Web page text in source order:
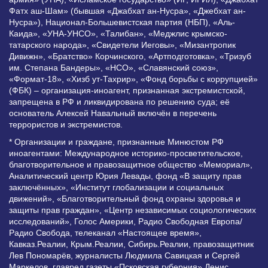
Фатх аш-Шам» (бывшая «Джабхат ан-Нусра», «Джебхат ан-
Нусра»), Национал-Большевистская партия (НБП), «Аль-
Каида», «УНА-УНСО», «Талибан», «Меджлис крымско-
татарского народа», «Свидетели Иеговы», «Мизантропик
Дивижн», «Братство» Корчинского, «Артподготовка», «Тризуб
им. Степана Бандеры», «НСО», «Славянский союз»,
«Формат-18», «Хизб ут-Тахрир», «Фонд борьбы с коррупцией»
(ФБК) – организация-иноагент, признанная экстремистской,
запрещена в РФ и ликвидирована по решению суда; её
основатель Алексей Навальный включён в перечень
террористов и экстремистов.
* Организации и граждане, признанные Минюстом РФ
иноагентами: Международное историко-просветительское,
благотворительное и правозащитное общество «Мемориал»,
Аналитический центр Юрия Левады, фонд «В защиту прав
заключённых», «Институт глобализации и социальных
движений», «Благотворительный фонд охраны здоровья и
защиты прав граждан», «Центр независимых социологических
исследований», Голос Америки, Радио Свободная Европа/
Радио Свобода, телеканал «Настоящее время»,
Кавказ.Реалии, Крым.Реалии, Сибирь.Реалии, правозащитник
Лев Пономарёв, журналисты Людмила Савицкая и Сергей